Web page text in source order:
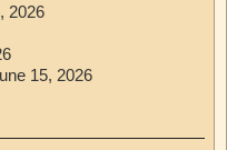
2026
15, 2026